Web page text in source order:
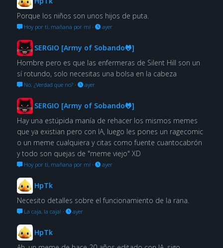
Porque los niños son unos hijos de puta.
Hoy por ti, mañana por mí· ayer
SERGIO [Army of Sobando🐸]
Hombre pero es que las enfermeras de Silent Hill son un
sí rotundo, solo necesitas una bolsa en la cabeza
No. ¿Verdad que no?· ayer
SERGIO [Army of Sobando🐸]
Hay una estúpida manía de rehacer los mismos memes
que ya existian pero con IA, luego les pones un ragecomic
o un meme cualquiera y citas como fuente cuantocabrón
y todo son quejas de "meme viejo" XD
Hoy por ti, mañana por mí· ayer
HpTk
Necesito detalles sobre el funcionamiento de la rana.
La caja, la caja! · ayer
HpTk